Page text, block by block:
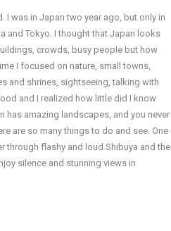
I was in Japan two year ago, but only in
and Tokyo. I thought that Japan looks
crowds, busy people but how
I focused on nature, small towns,
and shrines, sightseeing, talking with
and I realized how little did I know
has amazing landscapes, and you never
are so many things to do and see. One
through flashy and loud Shibuya and the
silence and stunning views in